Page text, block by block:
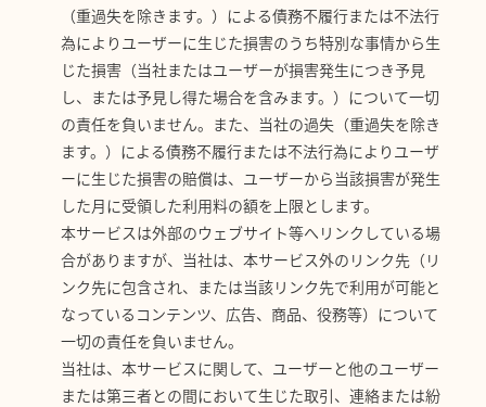
（重過失を除きます。）による債務不履行または不法行
為によりユーザーに生じた損害のうち特別な事情から生
じた損害（当社またはユーザーが損害発生につき予見
し、または予見し得た場合を含みます。）について一切
の責任を負いません。また、当社の過失（重過失を除き
ます。）による債務不履行または不法行為によりユーザ
ーに生じた損害の賠償は、ユーザーから当該損害が発生
した月に受領した利用料の額を上限とします。
本サービスは外部のウェブサイト等へリンクしている場
合がありますが、当社は、本サービス外のリンク先（リ
ンク先に包含され、または当該リンク先で利用が可能と
なっているコンテンツ、広告、商品、役務等）について
一切の責任を負いません。
当社は、本サービスに関して、ユーザーと他のユーザー
または第三者との間において生じた取引、連絡または紛